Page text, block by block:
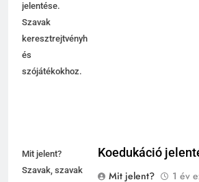
jelentése.
Szavak
keresztrejtvényhez
és
szójátékokhoz.
Mit jelent?
Szavak, szavak
Koedukáció
Mit jelent?
1 év